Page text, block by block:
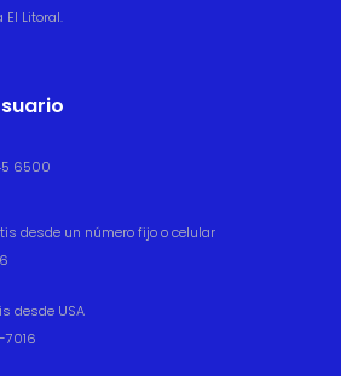
El Litoral.
6500
desde un número fijo o celular
desde USA